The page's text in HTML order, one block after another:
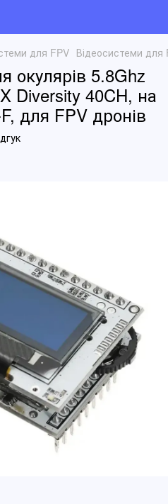
для FPV Відеосистеми для
окулярів 5.8Ghz
Diversity 40CH, на
для FPV дронів